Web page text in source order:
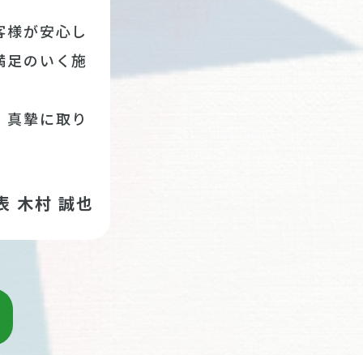
が安心し
足のいく施
摯に取り
木村 誠也